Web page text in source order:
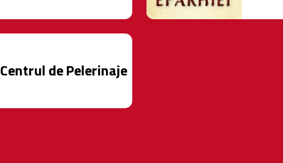
Centrul de Pelerinaje